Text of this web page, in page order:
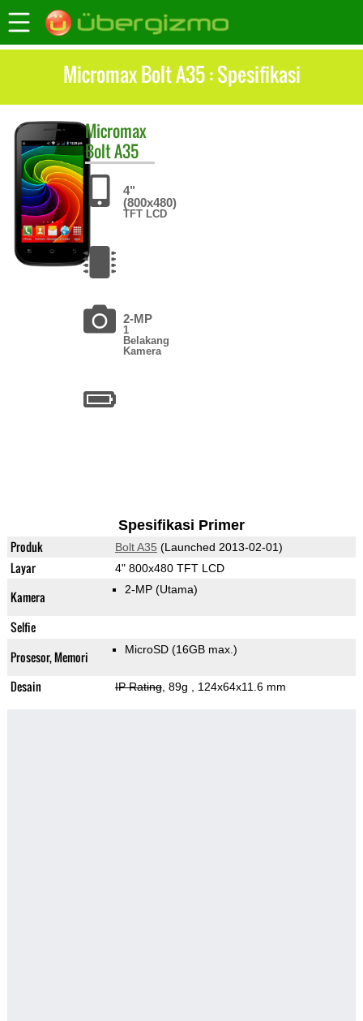
Micromax Bolt A35 : Spesifikasi
Micromax
Bolt A35
4"
(800x480)
TFT LCD
2-MP
1
Belakang
Kamera
Spesifikasi Primer
Produk Bolt A35 (Launched 2013-02-01)
Layar 4" 800x480 TFT LCD
Kamera 2-MP (Utama)
Selfie
Prosesor, Memori
MicroSD (16GB max.)
Desain IP Rating, 89g , 124x64x11.6 mm